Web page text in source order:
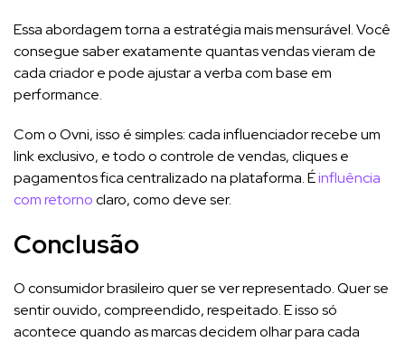
Essa abordagem torna a estratégia mais mensurável. Você
consegue saber exatamente quantas vendas vieram de
cada criador e pode ajustar a verba com base em
performance.
Com o Ovni, isso é simples: cada influenciador recebe um
link exclusivo, e todo o controle de vendas, cliques e
pagamentos fica centralizado na plataforma. Éinfluência
com retornoclaro, como deve ser.
Conclusão
O consumidor brasileiro quer se ver representado. Quer se
sentir ouvido, compreendido, respeitado. E isso só
acontece quando as marcas decidem olhar para cada